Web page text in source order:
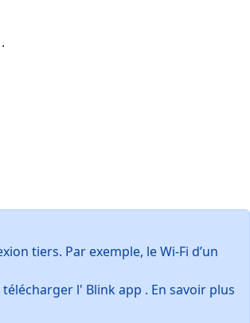
.
tiers. Par exemple, le Wi-Fi d’un
l' Blink app . En savoir plus